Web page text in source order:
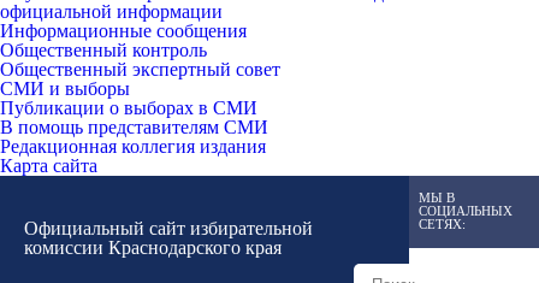
официальной информации
Информационные сообщения
Общественный контроль
Общественный экспертный совет
СМИ и выборы
Публикации о выборах в СМИ
В помощь представителям СМИ
Редакционная коллегия издания
Карта сайта
Официальный сайт избирательной
комиссии Краснодарского края
МЫ В
СОЦИАЛЬНЫХ
СЕТЯХ: